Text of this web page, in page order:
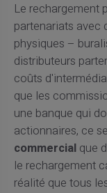
Le rechargement
partenariats avec
physiques –
distributeurs
coûts
que les
une banque qui
actionnaires, ce
commercialque
le rechargement
réalité que tous